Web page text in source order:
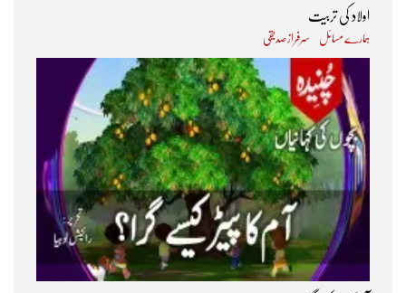
اولاد کی تربیت
ہمارے مسائل سرفراز صدیقی